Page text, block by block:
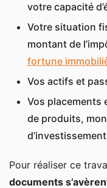
votre capacité
Votre situation
montant de
fortune
Vos actifs et
Vos placements
de produits,
Pour réaliser ce
documents